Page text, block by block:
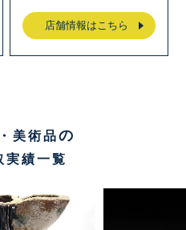
店舗情報はこちら
美術品の
実績一覧